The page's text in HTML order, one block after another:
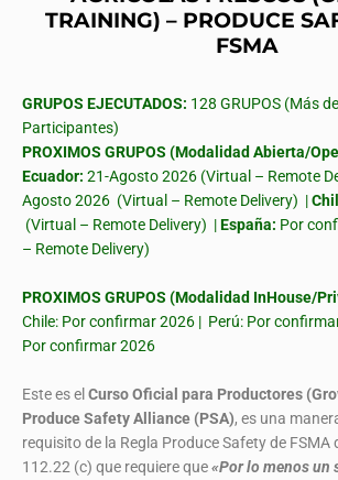
TRAINING) – PRODUCE
FSMA
GRUPOS EJECUTADOS: 128 GRUPOS (Más
Participantes)
PROXIMOS GRUPOS (Modalidad Abierta/
Ecuador: 21-Agosto 2026 (Virtual – Remote
Agosto 2026 (Virtual – Remote Delivery) |
(Virtual – Remote Delivery) |España: Por
– Remote Delivery)
PROXIMOS GRUPOS (Modalidad InHouse/
Chile: Por confirmar 2026 | Perú: Por
Por confirmar 2026
Este es el Curso Oficial para Productores
Produce Safety Alliance (PSA), es una
requisito de la Regla Produce Safety de FSMA
112.22 (c) que requiere que«Por lo menos un